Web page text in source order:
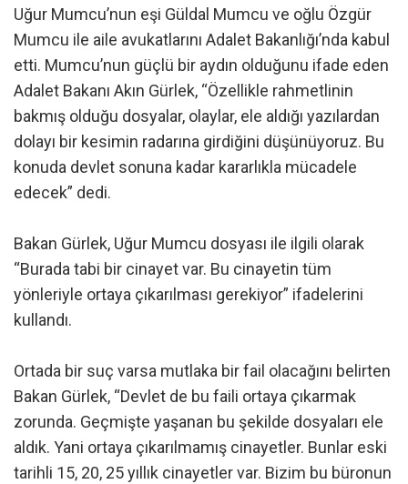
Uğur Mumcu’nun eşi Güldal Mumcu ve oğlu Özgür
Mumcu ile aile avukatlarını Adalet Bakanlığı’nda kabul
etti. Mumcu’nun güçlü bir aydın olduğunu ifade eden
Adalet Bakanı Akın Gürlek, “Özellikle rahmetlinin
bakmış olduğu dosyalar, olaylar, ele aldığı yazılardan
dolayı bir kesimin radarına girdiğini düşünüyoruz. Bu
konuda devlet sonuna kadar kararlıkla mücadele
edecek” dedi.
Bakan Gürlek, Uğur Mumcu dosyası ile ilgili olarak
“Burada tabi bir cinayet var. Bu cinayetin tüm
yönleriyle ortaya çıkarılması gerekiyor” ifadelerini
kullandı.
Ortada bir suç varsa mutlaka bir fail olacağını belirten
Bakan Gürlek, “Devlet de bu faili ortaya çıkarmak
zorunda. Geçmişte yaşanan bu şekilde dosyaları ele
aldık. Yani ortaya çıkarılmamış cinayetler. Bunlar eski
tarihli 15, 20, 25 yıllık cinayetler var. Bizim bu büronun